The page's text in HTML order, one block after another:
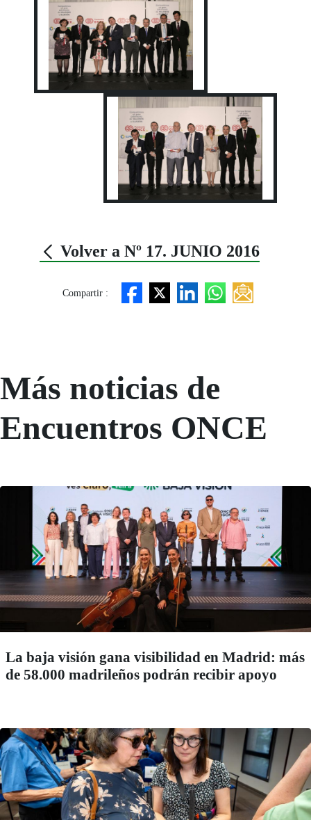
Volver a Nº 17. JUNIO 2016
Compartir :
Más noticias de
Encuentros ONCE
La baja visión gana visibilidad en Madrid: más
de 58.000 madrileños podrán recibir apoyo